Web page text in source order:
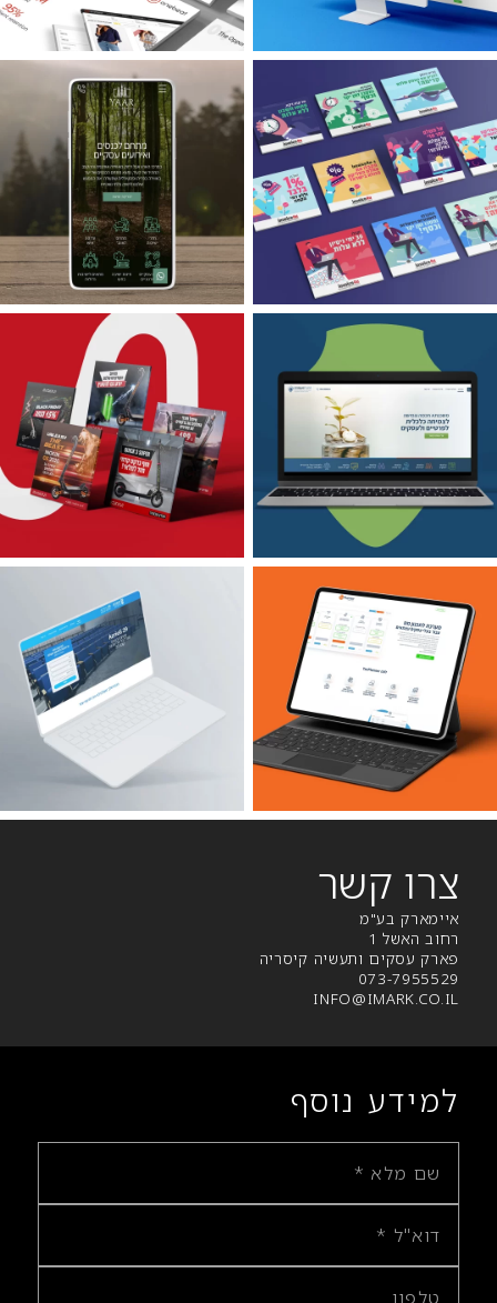
צרו קשר
איימארק בע"מ
רחוב האשל 1
פארק עסקים ותעשיה קיסריה
073-7955529
INFO@IMARK.CO.IL
למידע נוסף